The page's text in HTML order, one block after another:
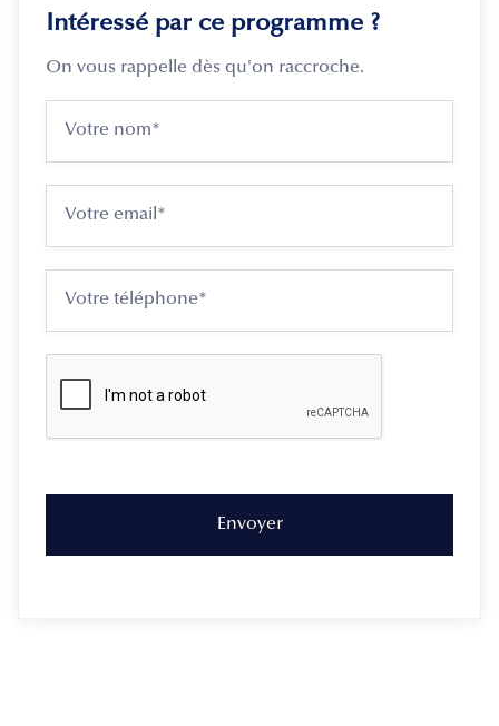
Intéressé par ce programme ?
On vous rappelle dès qu'on raccroche.